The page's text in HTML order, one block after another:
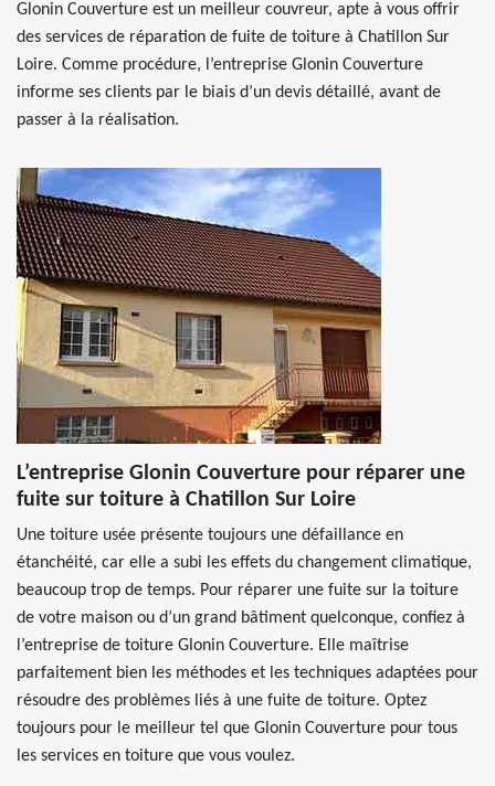
Glonin Couverture est un meilleur couvreur, apte à vous offrir
des services de réparation de fuite de toiture à Chatillon Sur
Loire. Comme procédure, l’entreprise Glonin Couverture
informe ses clients par le biais d’un devis détaillé, avant de
passer à la réalisation.
L’entreprise Glonin Couverture pour réparer une
fuite sur toiture à Chatillon Sur Loire
Une toiture usée présente toujours une défaillance en
étanchéité, car elle a subi les effets du changement climatique,
beaucoup trop de temps. Pour réparer une fuite sur la toiture
de votre maison ou d’un grand bâtiment quelconque, confiez à
l’entreprise de toiture Glonin Couverture. Elle maîtrise
parfaitement bien les méthodes et les techniques adaptées pour
résoudre des problèmes liés à une fuite de toiture. Optez
toujours pour le meilleur tel que Glonin Couverture pour tous
les services en toiture que vous voulez.